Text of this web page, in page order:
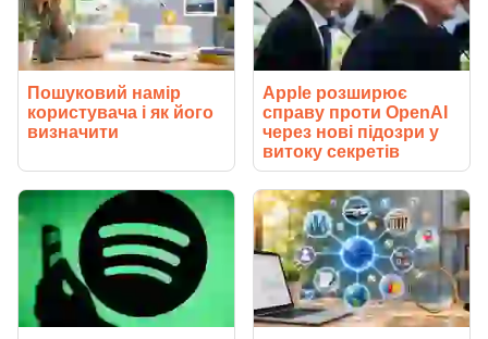
Пошуковий намір
користувача і як його
визначити
Apple розширює
справу проти OpenAI
через нові підозри у
витоку секретів